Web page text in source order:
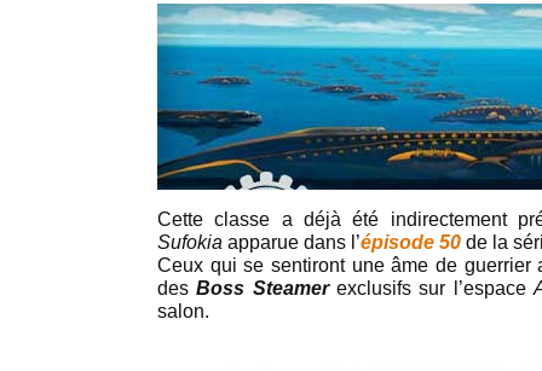
Cette classe a déjà été indirectement
Sufokia apparue dans l’épisode 50 de la
Ceux qui se sentiront une âme de guerrier
desBoss Steamerexclusifs sur l’espace
salon.